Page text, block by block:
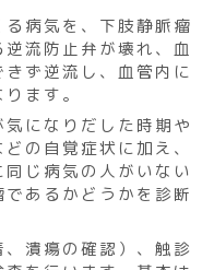
病気を、下肢静脈瘤
流防止弁が壊れ、血
ず逆流し、血管内に
ます。
になりだした時期や
の自覚症状に加え、
じ病気の人がいない
あるかどうかを診断
潰瘍の確認）、触診